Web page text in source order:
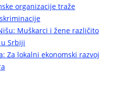
organizacije traže
Muškarci i žene različito
Srbiji
Za lokalni ekonomski razvoj